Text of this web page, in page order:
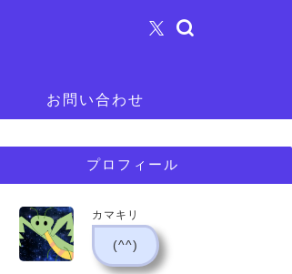
お問い合わせ
プロフィール
カマキリ
(^^)